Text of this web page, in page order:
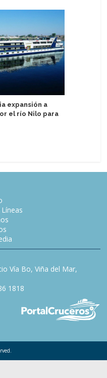
expansión a
el río Nilo para
Vía Bo, Viña del Mar,
1818